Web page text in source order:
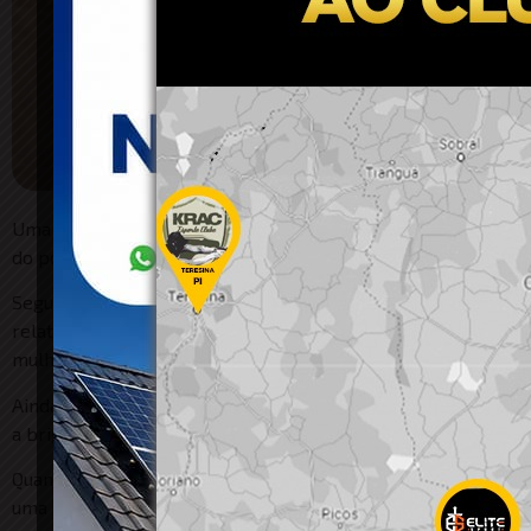
Uma mulher ficou ferida após se envolver em uma briga
do povoado Tabuleiro da Amorosa, zona rural de
Segundo informações da Polícia Militar, a guarnição foi
relatar que havia sido agredida pela sogra. De acordo
mulher advertiu o marido, que supostamente fazia uso de
Ainda conforme o registro da ocorrência, a mulher relatou
a briga, ela sofreu um ferimento na boca e afirmou que
Quando a guarnição chegou ao local, a sogra e as demais
uma queixa e a deixar o estabelecimento para evitar uma